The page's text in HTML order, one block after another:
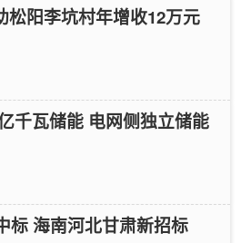
松阳李坑村年增收12万元
千瓦储能 电网侧独立储能
标 海南河北甘肃新招标